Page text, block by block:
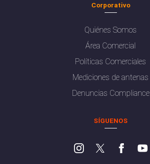
Corporativo
Quiénes Somos
Área Comercial
Políticas Comerciales
Mediciones de antenas
Denuncias Compliance
SÍGUENOS